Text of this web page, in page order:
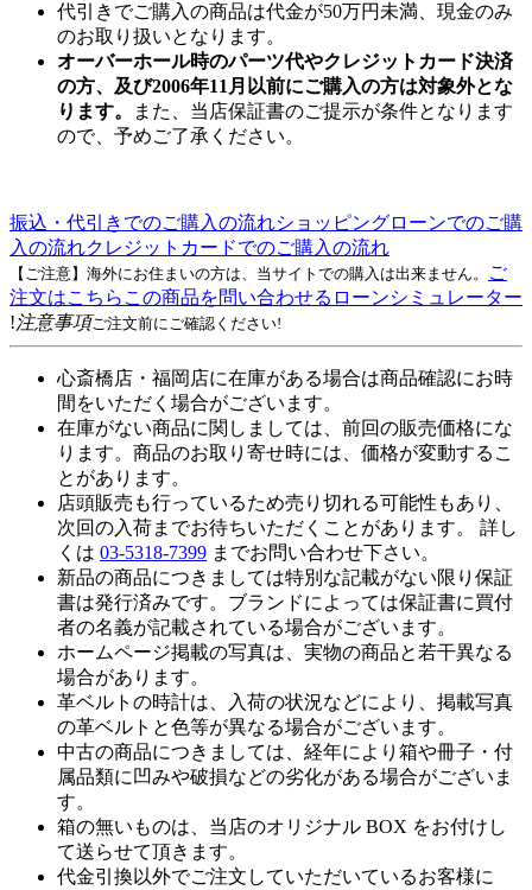
代引きでご購入の商品は代金が50万円未満、現金のみ
のお取り扱いとなります。
オーバーホール時のパーツ代やクレジットカード決済
の方、及び2006年11月以前にご購入の方は対象外とな
ります。
また、当店保証書のご提示が条件となります
ので、予めご了承ください。
振込・代引きでのご購入の流れショッピングローンでのご購
入の流れクレジットカードでのご購入の流れ
【ご注意】海外にお住まいの方は、当サイトでの購入は出来ません。
ご
注文はこちら この商品を問い合わせる ローンシミュレーター
!注意事項ご注文前にご確認ください!
心斎橋店・福岡店に在庫がある場合は商品確認にお時
間をいただく場合がございます。
在庫がない商品に関しましては、前回の販売価格にな
ります。商品のお取り寄せ時には、価格が変動するこ
とがあります。
店頭販売も行っているため売り切れる可能性もあり、
次回の入荷までお待ちいただくことがあります。 詳し
くは 03-5318-7399 までお問い合わせ下さい。
新品の商品につきましては特別な記載がない限り保証
書は発行済みです。ブランドによっては保証書に買付
者の名義が記載されている場合がございます。
ホームページ掲載の写真は、実物の商品と若干異なる
場合があります。
革ベルトの時計は、入荷の状況などにより、掲載写真
の革ベルトと色等が異なる場合がございます。
中古の商品につきましては、経年により箱や冊子・付
属品類に凹みや破損などの劣化がある場合がございま
す。
箱の無いものは、当店のオリジナル BOX をお付けし
て送らせて頂きます。
代金引換以外でご注文していただいているお客様に